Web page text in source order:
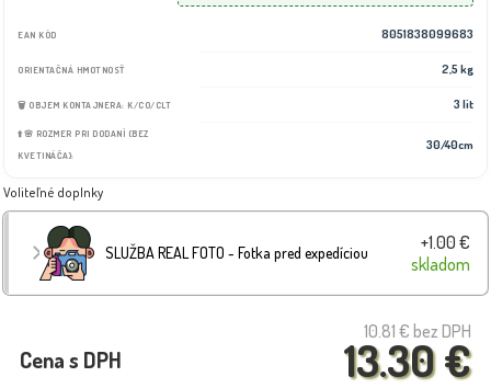
EAN KÓD 8051838099683
ORIENTAČNÁ HMOTNOSŤ 2,5 kg
🗑️ OBJEM KONTAJNERA: K/CO/CLT 3 lit
⬆️🌸 ROZMER PRI DODANÍ (BEZ
KVETINÁČA):
30/40cm
Voliteľné doplnky
SLUŽBA REAL FOTO - Fotka pred expedíciou
+1.00 €
skladom
10.81 € bez DPH
13.30 €
Cena s DPH